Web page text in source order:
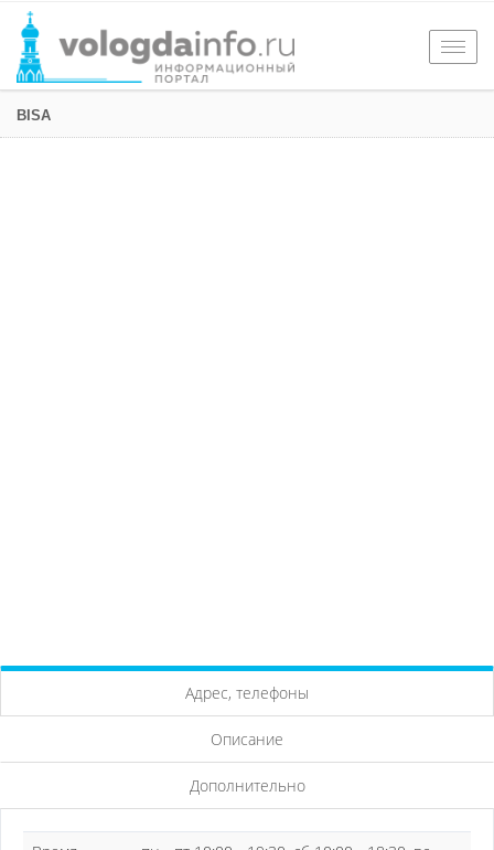
BISA
Адрес, телефоны
Описание
Дополнительно